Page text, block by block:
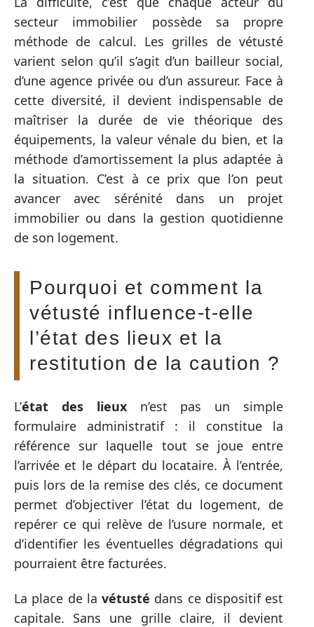
secteur immobilier possède sa propre
méthode de calcul. Les grilles de vétusté
varient selon qu’il s’agit d’un bailleur social,
d’une agence privée ou d’un assureur. Face à
cette diversité, il devient indispensable de
maîtriser la durée de vie théorique des
équipements, la valeur vénale du bien, et la
méthode d’amortissement la plus adaptée à
la situation. C’est à ce prix que l’on peut
avancer avec sérénité dans un projet
immobilier ou dans la gestion quotidienne
de son logement.
Pourquoi et comment la
vétusté influence-t-elle
l’état des lieux et la
restitution de la caution ?
L’état des lieuxn’est pas un simple
formulaire administratif : il constitue la
référence sur laquelle tout se joue entre
l’arrivée et le départ du locataire. À l’entrée,
puis lors de la remise des clés, ce document
permet d’objectiver l’état du logement, de
repérer ce qui relève de l’usure normale, et
d’identifier les éventuelles dégradations qui
pourraient être facturées.
La place de la vétusté dans ce dispositif est
capitale. Sans une grille claire, il devient